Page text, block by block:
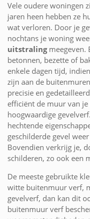
Vele oudere woningen
jaren heen hebben ze
wat verloren. Door je
nochtans je woning
uitstralingmeegeven.
betonnen, bezette of
enkele dagen tijd,
zijn aan de
precisie en
efficiënt de muur van
hoogwaardige
hechtende
geschilderde gevel
Bovendien verkrijg je,
schilderen, zo ook een
De meeste gebruikte
witte buitenmuur verf,
gevelverf, dan kan dit
buitenmuur verf